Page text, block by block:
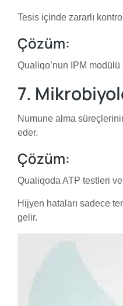
Tesis içinde zararlı
Çözüm:
Qualiqo’nun IPM
7.
Numune alma
eder.
Çözüm:
Qualiqoda ATP testleri ve
Hijyen hataları sadece
gelir.